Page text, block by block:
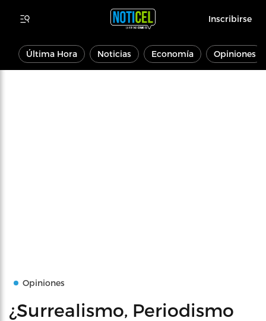
Inscribirse
Última Hora Noticias Economía Opiniones
Opiniones
¿Surrealismo, Periodismo